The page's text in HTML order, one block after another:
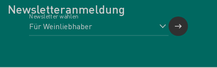
Newsletteranmeldung
Newsletter wählen